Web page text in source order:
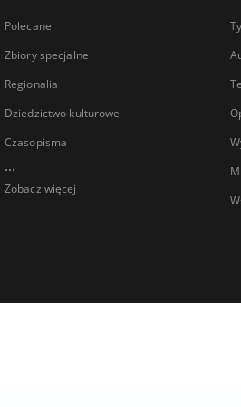
Polecane
Zbiory specjalne
Regionalia
Dziedzictwo kulturowe
Czasopisma
...
Zobacz więcej